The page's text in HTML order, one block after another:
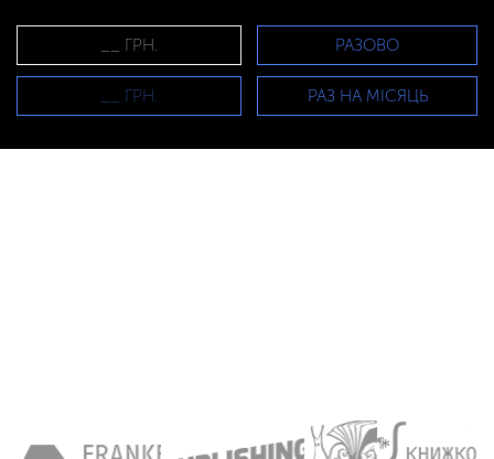
РАЗОВО
РАЗ НА МІСЯЦЬ